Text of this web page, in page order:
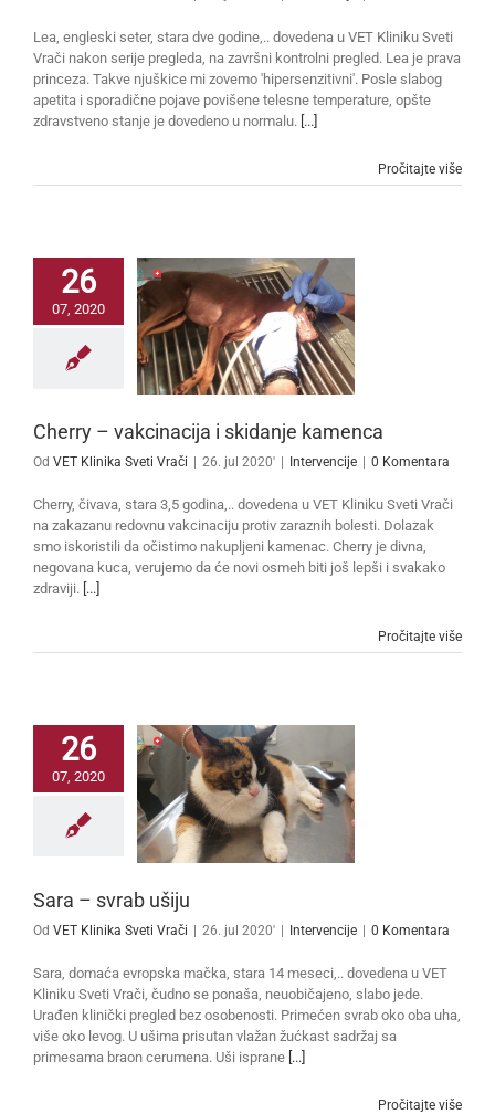
Lea, engleski seter, stara dve godine,.. dovedena u VET Kliniku Sveti
Vrači nakon serije pregleda, na završni kontrolni pregled. Lea je prava
princeza. Takve njuškice mi zovemo 'hipersenzitivni'. Posle slabog
apetita i sporadične pojave povišene telesne temperature, opšte
zdravstveno stanje je dovedeno u normalu. [...]
Pročitajte više
26
07, 2020
Cherry – vakcinacija i
skidanje kamenca
Cherry – vakcinacija i skidanje kamenca
Od VET Klinika Sveti Vrači 26. jul 2020' Intervencije 0 Komentara
Cherry, čivava, stara 3,5 godina,.. dovedena u VET Kliniku Sveti Vrači
na zakazanu redovnu vakcinaciju protiv zaraznih bolesti. Dolazak
smo iskoristili da očistimo nakupljeni kamenac. Cherry je divna,
negovana kuca, verujemo da će novi osmeh biti još lepši i svakako
zdraviji. [...]
Pročitajte više
26
07, 2020
Sara – svrab ušiju
Od VET Klinika Sveti Vrači | 26. jul 2020' | Intervencije | 0 Komentara
Sara, domaća evropska mačka, stara 14 meseci,.. dovedena u VET
Kliniku Sveti Vrači, čudno se ponaša, neuobičajeno, slabo jede.
Urađen klinički pregled bez osobenosti. Primećen svrab oko oba uha,
više oko levog. U ušima prisutan vlažan žućkast sadržaj sa
primesama braon cerumena. Uši isprane [...]
Pročitajte više